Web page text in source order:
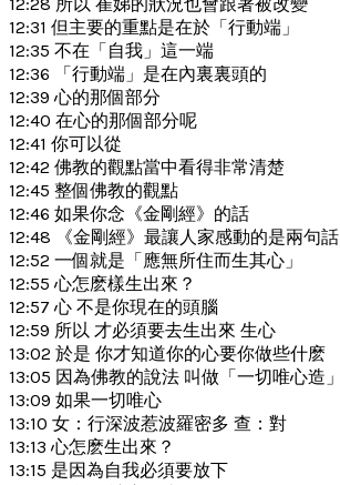
12:31 但主要的重點是在於「行動端」
12:35 不在「自我」這一端
12:36 「行動端」是在內裏裏頭的
12:39 心的那個部分
12:40 在心的那個部分呢
12:41 你可以從
12:42 佛教的觀點當中看得非常清楚
12:45 整個佛教的觀點
12:46 如果你念《金剛經》的話
12:48 《金剛經》最讓人家感動的是兩句話
12:52 一個就是「應無所住而生其心」
12:55 心怎麽樣生出來？
12:57 心 不是你現在的頭腦
12:59 所以 才必須要去生出來 生心
13:02 於是 你才知道你的心要你做些什麽
13:05 因為佛教的說法 叫做「一切唯心造」
13:09 如果一切唯心
13:10 女：行深波惹波羅密多 查：對
13:13 心怎麽生出來？
13:15 是因為自我必須要放下